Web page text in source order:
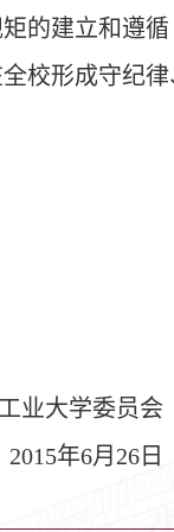
的建立和遵循
校形成守纪
业大学委员会
2015年6月26日